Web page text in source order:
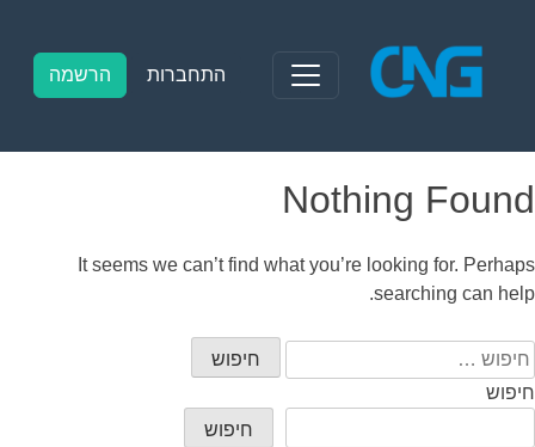
content
התחברות הרשמה
Nothing Found
It seems we can’t find what you’re looking for. Perhaps
searching can help.
חיפוש:
חיפוש
חיפוש